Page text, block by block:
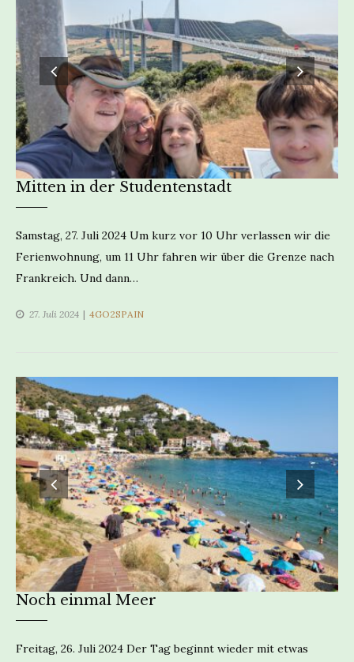
Mitten in der Studentenstadt
Samstag, 27. Juli 2024 Um kurz vor 10 Uhr verlassen wir die
Ferienwohnung, um 11 Uhr fahren wir über die Grenze nach
Frankreich. Und dann…
27. Juli 2024 CATEGORIES
4GO2SPAIN
Noch einmal Meer
Freitag, 26. Juli 2024 Der Tag beginnt wieder mit etwas